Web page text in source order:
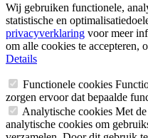
Wij gebruiken functionele,
statistische en
privacyverklaring voor meer
om alle cookies te
Details
Functionele cookies
zorgen ervoor dat bepaalde
Analytische cookies Met
analytische cookies om